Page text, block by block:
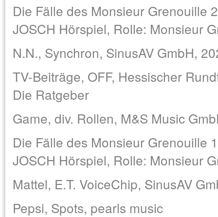
Die Fälle des Monsieur Grenouille
JOSCH Hörspiel, Rolle: Monsieur
N.N., Synchron, SinusAV GmbH,
TV-Beiträge, OFF, Hessischer
Die Ratgeber
Game, div. Rollen, M&S Music
Die Fälle des Monsieur Grenouille
JOSCH Hörspiel, Rolle: Monsieur
Mattel, E.T. VoiceChip, SinusAV
Pepsi, Spots, pearls music